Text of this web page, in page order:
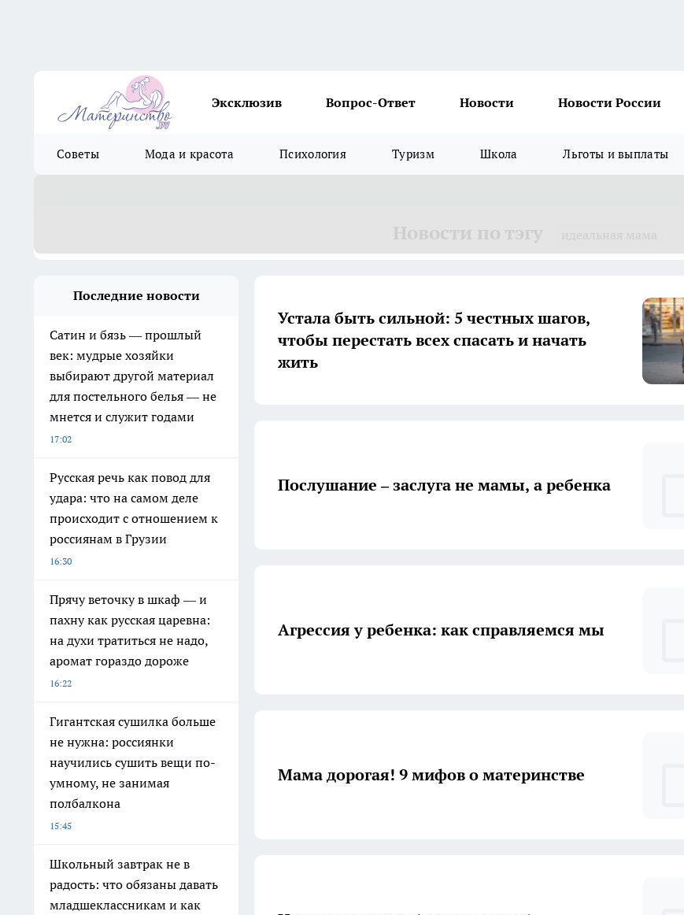
Эксклюзив Вопрос-Ответ Новости Новости России
Советы Мода и красота Психология Туризм Школа Льготы и выплаты
Последние новости
Сатин и бязь — прошлый
век: мудрые хозяйки
выбирают другой материал
для постельного белья — не
мнется и служит годами
17:02
Русская речь как повод для
удара: что на самом деле
происходит с отношением к
россиянам в Грузии
16:30
Прячу веточку в шкаф — и
пахну как русская царевна:
на духи тратиться не надо,
аромат гораздо дороже
16:22
Гигантская сушилка больше
не нужна: россиянки
научились сушить вещи по-
умному, не занимая
полбалкона
15:45
Школьный завтрак не в
радость: что обязаны давать
младшеклассникам и как
Устала быть сильной: 5 честных шагов,
чтобы перестать всех спасать и начать
жить
Послушание – заслуга не мамы, а ребенка
Агрессия у ребенка: как справляемся мы
Мама дорогая! 9 мифов о материнстве